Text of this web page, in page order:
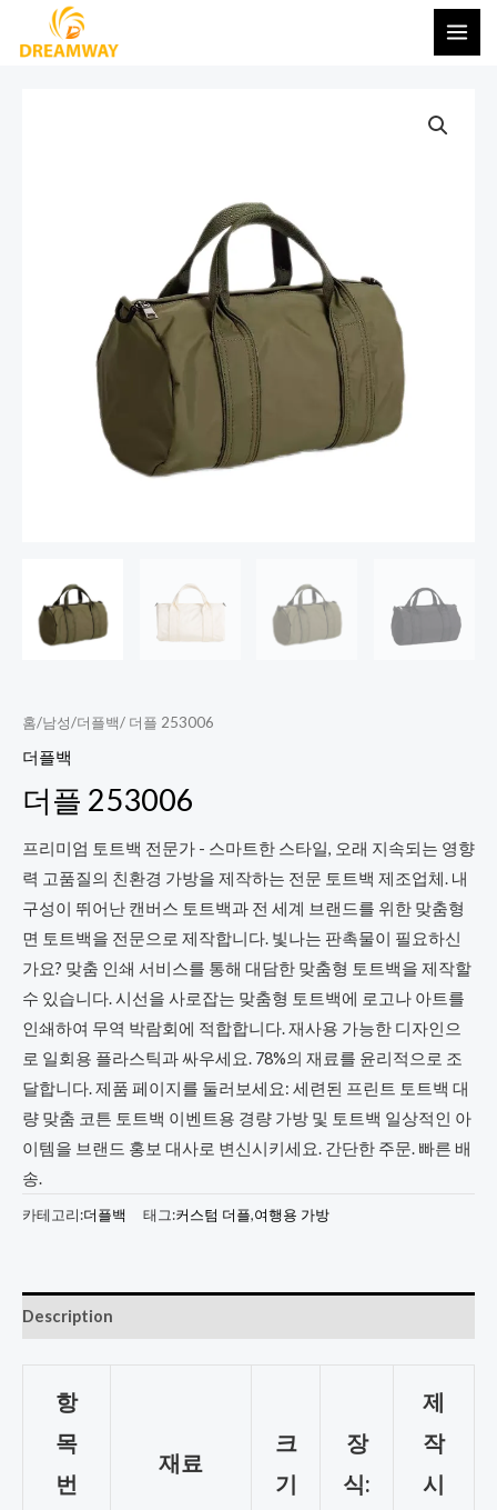
메
인
뉴
홈/남성/더플백/ 더플 253006
더플백
더플 253006
프리미엄 토트백 전문가 - 스마트한 스타일, 오래 지속되는 영향
력 고품질의 친환경 가방을 제작하는 전문 토트백 제조업체. 내
구성이 뛰어난 캔버스 토트백과 전 세계 브랜드를 위한 맞춤형
면 토트백을 전문으로 제작합니다. 빛나는 판촉물이 필요하신
가요? 맞춤 인쇄 서비스를 통해 대담한 맞춤형 토트백을 제작할
수 있습니다. 시선을 사로잡는 맞춤형 토트백에 로고나 아트를
인쇄하여 무역 박람회에 적합합니다. 재사용 가능한 디자인으
로 일회용 플라스틱과 싸우세요. 78%의 재료를 윤리적으로 조
달합니다. 제품 페이지를 둘러보세요: 세련된 프린트 토트백 대
량 맞춤 코튼 토트백 이벤트용 경량 가방 및 토트백 일상적인 아
이템을 브랜드 홍보 대사로 변신시키세요. 간단한 주문. 빠른 배
송.
카테고리:더플백 태그:커스텀 더플,여행용 가방
Description
항
목
번
재료
크
기
장
식:
제
작
시